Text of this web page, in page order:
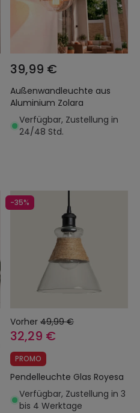
39,99 €
Außenwandleuchte aus
Aluminium Zolara
Verfügbar, Zustellung in
24/48 Std.
-35%
Vorher 49,99 €
32,29 €
PROMO
Pendelleuchte Glas Royesa
Verfügbar, Zustellung in 3
bis 4 Werktage